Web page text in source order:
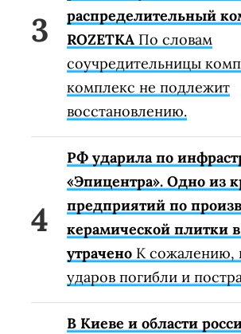
распределительный
ROZETKA По словам
соучредительницы
комплекс не подлежит
восстановлению.
РФ ударила по
«Эпицентра». Одно из
предприятий по
керамической плитки
утрачено К сожалению,
ударов погибли и
В Киеве и области